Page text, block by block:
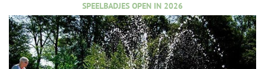
SPEELBADJES OPEN IN 2026